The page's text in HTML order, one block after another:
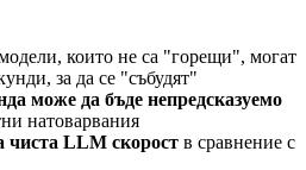
които не са "горещи", могат
за да се "събудят"
може да бъде непредсказуемо
натоварвания
чиста LLM скорост в сравнение с